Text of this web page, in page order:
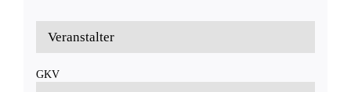
Veranstalter
GKV